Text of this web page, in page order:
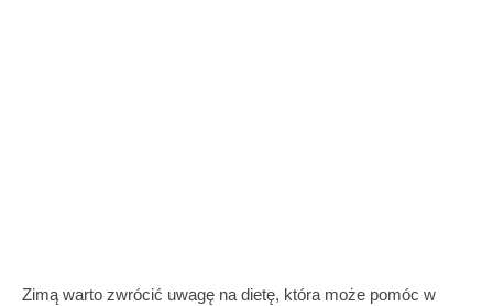
Zimą warto zwrócić uwagę na dietę, która może pomóc w